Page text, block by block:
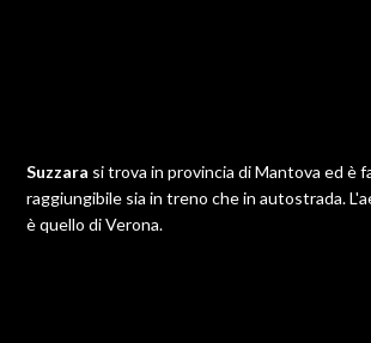
Suzzara si trova in provincia di Mantova ed è
raggiungibile sia in treno che in autostrada.
è quello di Verona.